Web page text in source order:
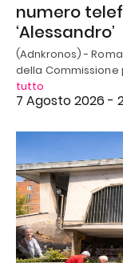
numero
‘Alessandro’
(Adnkronos) -
della
tutto
7 Agosto 2026 -